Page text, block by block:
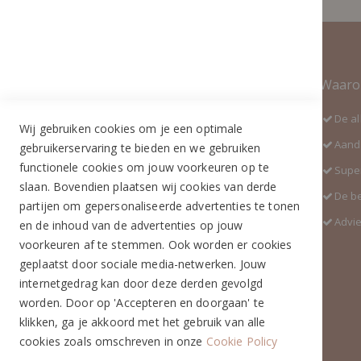
Industrieweg 3 GH
5688 DP Oirschot
Telefoon:
+31 (0)499 377 311
WhatsApp:
+31 (0)6 291 00 419 (nieuw nummer)
E-mail:
info@ruiterstad.nl
Openingstijden:
Maandag: 13.00 - 17.00u
De
De
Wij gebruiken cookies om je een optimale
gebruikerservaring te bieden en we gebruiken
functionele cookies om jouw voorkeuren op te
slaan. Bovendien plaatsen wij cookies van derde
partijen om gepersonaliseerde advertenties te tonen
en de inhoud van de advertenties op jouw
voorkeuren af te stemmen. Ook worden er cookies
geplaatst door sociale media-netwerken. Jouw
internetgedrag kan door deze derden gevolgd
worden. Door op 'Accepteren en doorgaan' te
klikken, ga je akkoord met het gebruik van alle
cookies zoals omschreven in onze Cookie Policy